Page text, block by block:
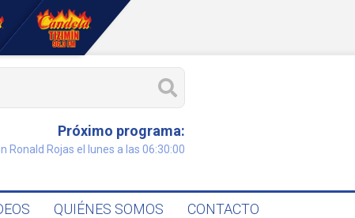
Próximo programa:
Ronald Rojas el lunes a las 06:30:00
QUIÉNES SOMOS CONTACTO